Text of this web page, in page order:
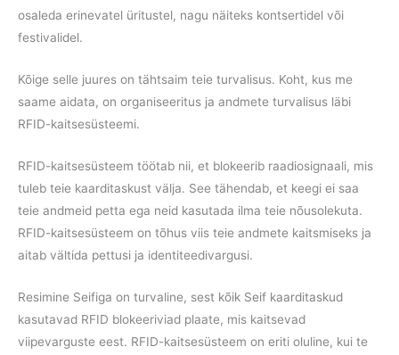
osaleda erinevatel üritustel, nagu näiteks kontsertidel või
festivalidel.
Kõige selle juures on tähtsaim teie turvalisus. Koht, kus me
saame aidata, on organiseeritus ja andmete turvalisus läbi
RFID-kaitsesüsteemi.
RFID-kaitsesüsteem töötab nii, et blokeerib raadiosignaali, mis
tuleb teie kaarditaskust välja. See tähendab, et keegi ei saa
teie andmeid petta ega neid kasutada ilma teie nõusolekuta.
RFID-kaitsesüsteem on tõhus viis teie andmete kaitsmiseks ja
aitab vältida pettusi ja identiteedivargusi.
Resimine Seifiga on turvaline, sest kõik Seif kaarditaskud
kasutavad RFID blokeeriviad plaate, mis kaitsevad
viipevarguste eest. RFID-kaitsesüsteem on eriti oluline, kui te